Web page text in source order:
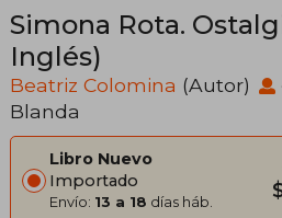
Simona Rota.
Inglés)
Beatriz Colomina (Autor)
Blanda
Libro Nuevo
Importado
Envío: 13 a 18 días háb.